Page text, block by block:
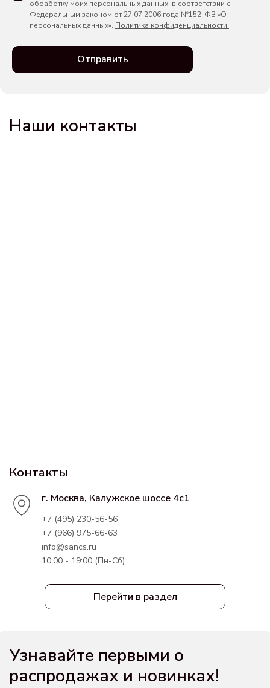
обработку моих персональных данных, в соответствии с
Федеральным законом от 27.07.2006 года №152-ФЗ «О
персональных данных». Политика конфиденциальности.
Отправить
Наши контакты
Перейти в раздел
Контакты
г. Москва, Калужское шоссе 4с1
+7 (495) 230-56-56
+7 (966) 975-66-63
info@sancs.ru
10:00 - 19:00 (Пн-Сб)
Узнавайте первыми о
распродажах и новинках!